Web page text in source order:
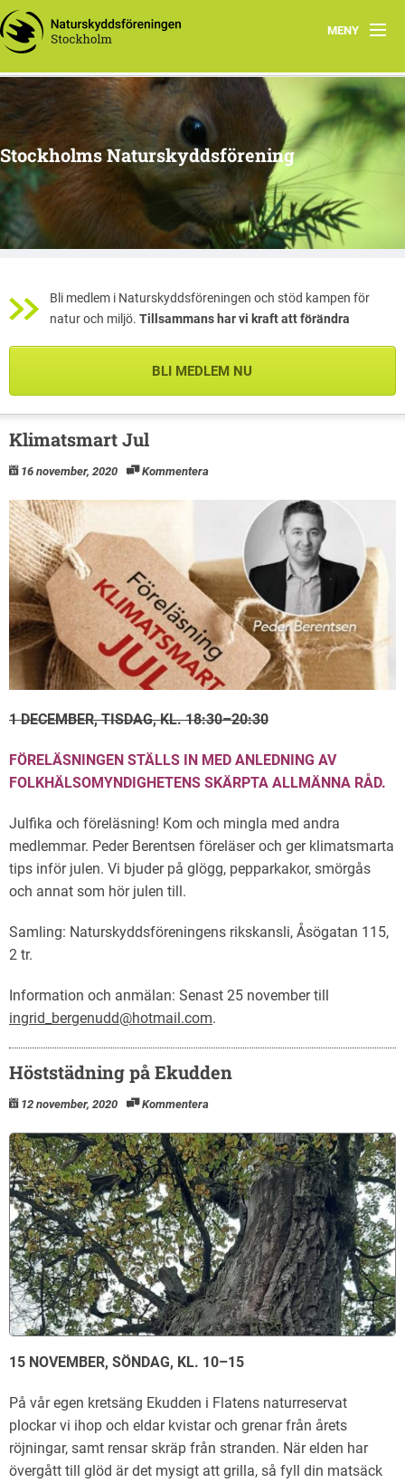
MENY
Hem
Arbetsgrupper
Media
Material
Naturnyttan
Stockholms Naturskyddsförening
Bli medlem i Naturskyddsföreningen och stöd kampen för
natur och miljö. Tillsammans har vi kraft att förändra
BLI MEDLEM NU
Klimatsmart Jul
16 november, 2020 Kommentera
1 DECEMBER, TISDAG, KL. 18:30–20:30
FÖRELÄSNINGEN STÄLLS IN MED ANLEDNING AV
FOLKHÄLSOMYNDIGHETENS SKÄRPTA ALLMÄNNA RÅD.
Julfika och föreläsning! Kom och mingla med andra
medlemmar. Peder Berentsen föreläser och ger klimatsmarta
tips inför julen. Vi bjuder på glögg, pepparkakor, smörgås
och annat som hör julen till.
Samling: Naturskyddsföreningens rikskansli, Åsögatan 115,
2 tr.
Information och anmälan: Senast 25 november till
ingrid_bergenudd@hotmail.com.
Höststädning på Ekudden
12 november, 2020 Kommentera
15 NOVEMBER, SÖNDAG, KL. 10–15
På vår egen kretsäng Ekudden i Flatens naturreservat
plockar vi ihop och eldar kvistar och grenar från årets
röjningar, samt rensar skräp från stranden. När elden har
övergått till glöd är det mysigt att grilla, så fyll din matsäck